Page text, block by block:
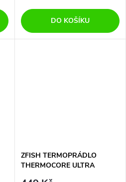
DO KOŠÍKU
ZFISH TERMOPRÁDLO
THERMOCORE ULTRA